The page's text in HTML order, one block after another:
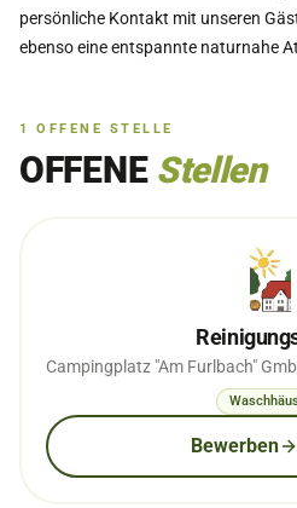
persönliche Kontakt mit unseren
ebenso eine entspannte naturnahe
1 OFFENE STELLE
OFFENE Stellen
Campingplatz "Am Furlbach"
Bewerben